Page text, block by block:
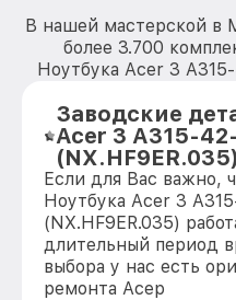
В нашей мастерской в
более 3.700
Ноутбука Acer 3
Заводские
Acer 3 A315-
(NX.HF9ER.035)
Если для Вас важно,
Ноутбука Acer 3
(NX.HF9ER.035)
длительный период
выбора у нас есть
ремонта Асер